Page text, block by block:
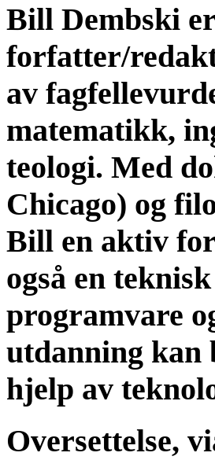
Bill Dembski
forfatter/
av
matematikk,
teologi. Med
Chicago) og
Bill en aktiv
også en
programvare
utdanning kan
hjelp av
Oversettelse,